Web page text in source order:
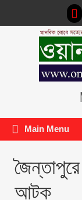
Main Menu
আটক